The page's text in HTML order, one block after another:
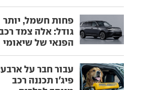
פחות חשמל, יותר
גודל: אלה צמד
הפנאי של שיאומי
עבור חבר על
פיג'ו תכננה רכב